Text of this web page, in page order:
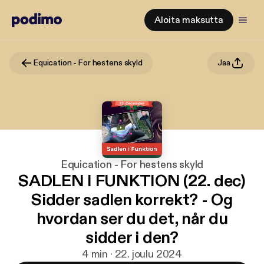
Aloita maksutta
Equication - For hestens skyld Jaa
Equication - For hestens skyld
SADLEN I FUNKTION (22. dec)
Sidder sadlen korrekt? - Og
hvordan ser du det, når du
sidder i den?
4 min · 22. joulu 2024